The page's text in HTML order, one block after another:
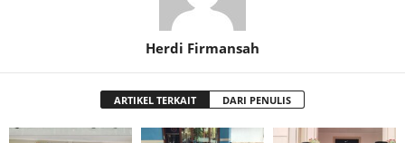
Herdi Firmansah
ARTIKEL TERKAIT DARI PENULIS